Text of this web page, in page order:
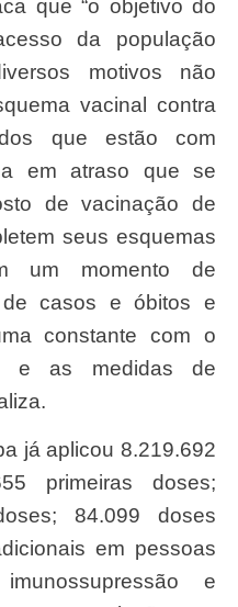
da população
motivos não
vacinal contra
que estão com
em atraso que se
de vacinação de
seus esquemas
um momento de
casos e óbitos e
constante com o
e as medidas de
primeiras doses;
84.099 doses
em pessoas
e